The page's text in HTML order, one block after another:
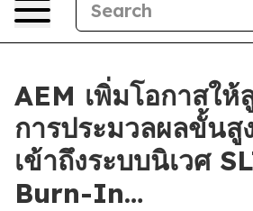
AEM เพิ่มโอกาสให้
การประมวลผลขั้นสู
เข้าถึงระบบนิเวศ
Burn-In…